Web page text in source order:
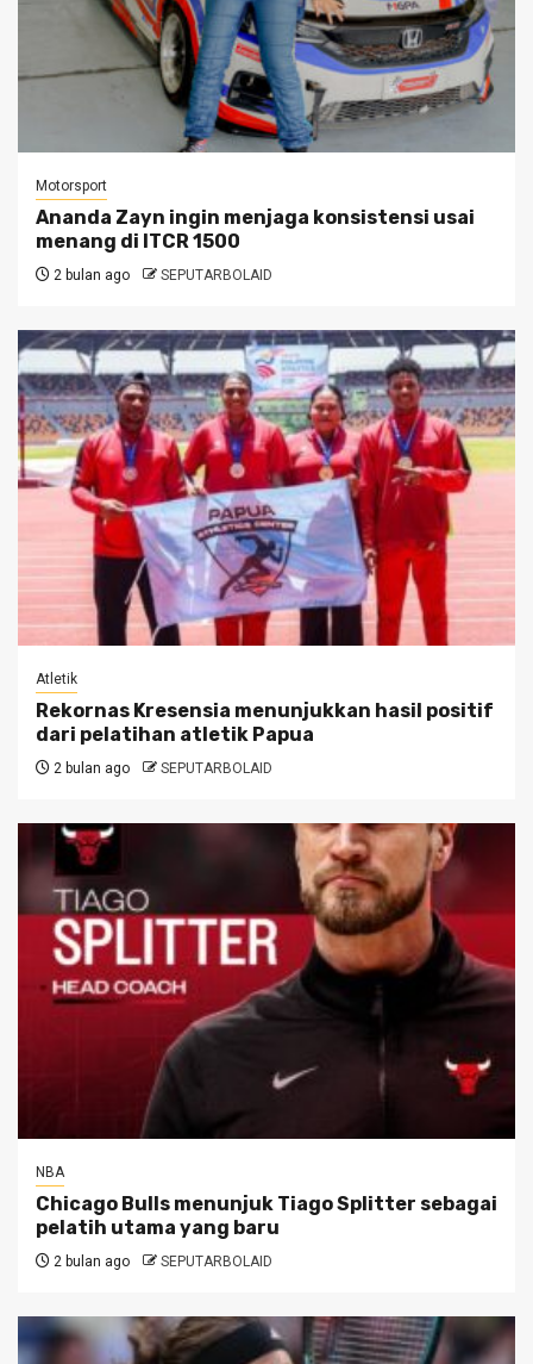
Motorsport
Ananda Zayn ingin menjaga konsistensi usai
menang di ITCR 1500
2 bulan ago SEPUTARBOLAID
Atletik
Rekornas Kresensia menunjukkan hasil positif
dari pelatihan atletik Papua
2 bulan ago SEPUTARBOLAID
NBA
Chicago Bulls menunjuk Tiago Splitter sebagai
pelatih utama yang baru
2 bulan ago SEPUTARBOLAID